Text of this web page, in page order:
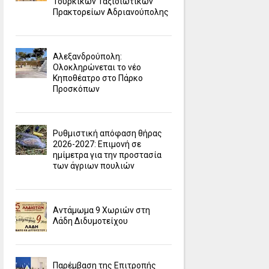
Πρακτορείων Αδριανούπολης
Αλεξανδρούπολη:
Ολοκληρώνεται το νέο
Κηποθέατρο στο Πάρκο
Προσκόπων
Ρυθμιστική απόφαση θήρας
2026-2027: Επιμονή σε
ημίμετρα για την προστασία
των άγριων πουλιών
Αντάμωμα 9 Χωριών στη
Λάδη Διδυμοτείχου
Παρέμβαση της Επιτροπής